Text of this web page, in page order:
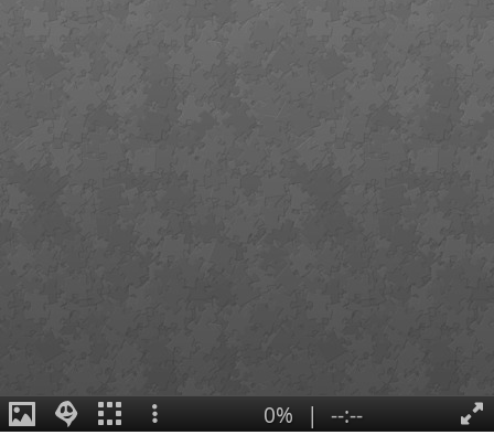
0% | --:--